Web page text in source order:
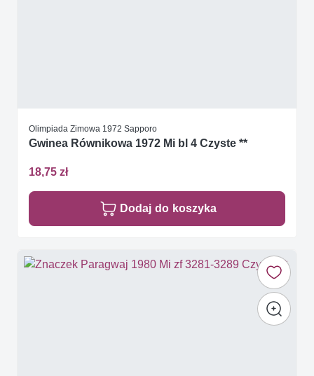
Olimpiada Zimowa 1972 Sapporo
Gwinea Równikowa 1972 Mi bl 4 Czyste **
18,75 zł
Dodaj do koszyka